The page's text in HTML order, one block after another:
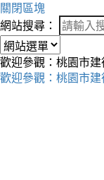
關閉區塊
網站搜尋：
歡迎參觀：桃園市
歡迎參觀：桃園市